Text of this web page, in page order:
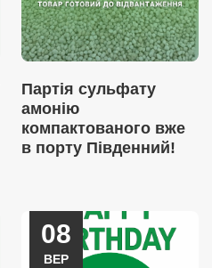
Партія сульфату
амонію
компактованого вже
в порту Південний!
08
ВЕР